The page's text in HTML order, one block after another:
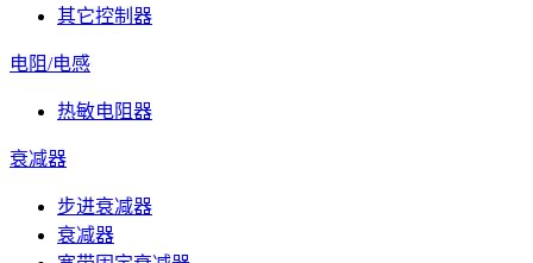
其它控制器
电阻/电感
热敏电阻器
衰减器
步进衰减器
衰减器